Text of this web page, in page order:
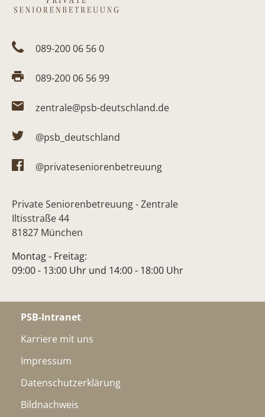
089-200 06 56 0
089-200 06 56 99
zentrale@psb-deutschland.de
@psb_deutschland
@privateseniorenbetreuung
Private Seniorenbetreuung - Zentrale
Iltisstraße 44
81827 München
Montag - Freitag:
09:00 - 13:00 Uhr und 14:00 - 18:00 Uhr
PSB-Intranet
Karriere mit uns
Impressum
Datenschutzerklärung
Bildnachweis